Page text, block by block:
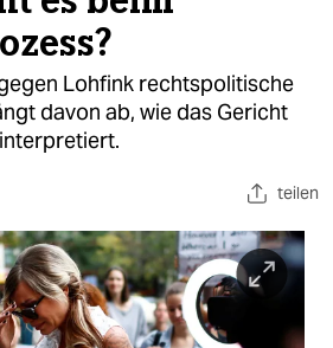
Lohfink rechtspolitische
davon ab, wie das Gericht
teilen